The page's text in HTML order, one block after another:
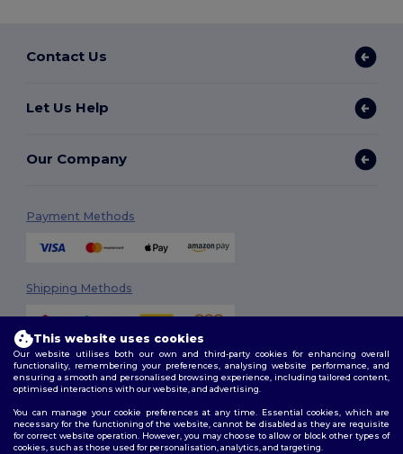
Contact Us
Let Us Help
Our Company
Payment Methods
Shipping Methods
Follow Us
This website uses cookies
Our website utilises both our own and third-party cookies for enhancing overall
functionality, remembering your preferences, analysing website performance, and
ensuring a smooth and personalised browsing experience, including tailored content,
optimised interactions with our website, and advertising.
You can manage your cookie preferences at any time. Essential cookies, which are
necessary for the functioning of the website, cannot be disabled as they are requisite
for correct website operation. However, you may choose to allow or block other types of
cookies, such as those used for personalisation, analytics, and targeting.